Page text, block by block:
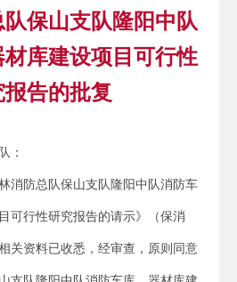
保山支队隆阳中队
库建设项目可行性
告的批复
：
消防总队保山支队隆阳中队消防车
可行性研究报告的请示》（保消
关资料已收悉，经审查，原则同意